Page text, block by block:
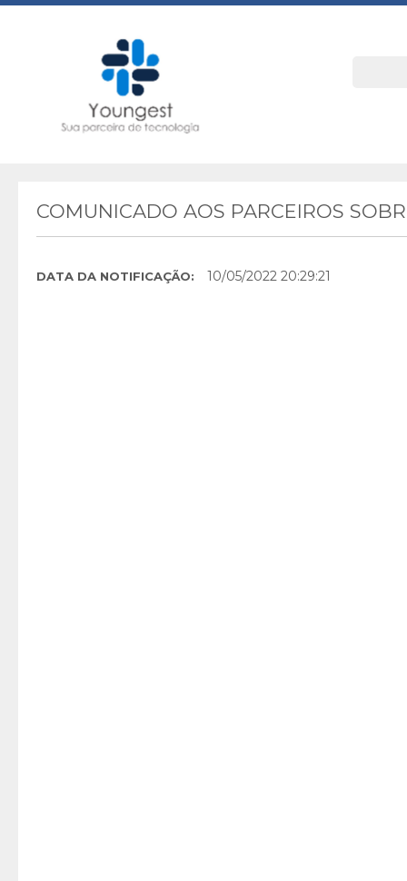
COMUNICADO AOS PARCEIROS
DATA DA NOTIFICAÇÃO: 10/05/2022 20:29:21